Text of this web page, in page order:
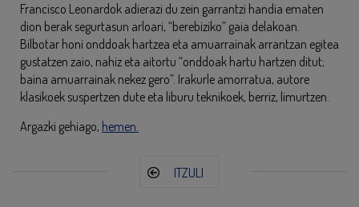
Francisco Leonardok adierazi du zein garrantzi handia ematen
dion berak segurtasun arloari, “berebiziko” gaia delakoan.
Bilbotar honi onddoak hartzea eta amuarrainak arrantzan egitea
gustatzen zaio, nahiz eta aitortu “onddoak hartu hartzen ditut;
baina amuarrainak nekez gero”. Irakurle amorratua, autore
klasikoek suspertzen dute eta liburu teknikoek, berriz, limurtzen.
Argazki gehiago, hemen.
ITZULI